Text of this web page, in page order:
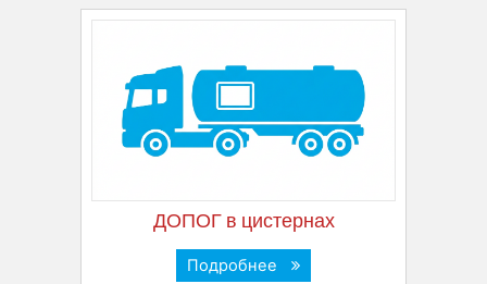
ДОПОГ в цистернах
Подробнее